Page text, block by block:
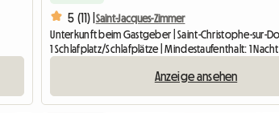
5 (11) | Saint-Jacques-Zimmer
1 Schlafplatz/Schlafplätze | Mindestaufenthalt: 1 Nacht
Anzeige ansehen